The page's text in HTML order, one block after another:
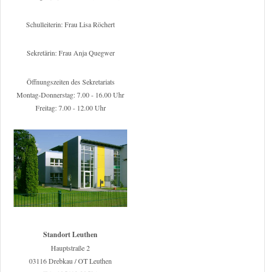
Schulleiterin: Frau Lisa Röchert
Sekretärin: Frau Anja Quegwer
Öffnungszeiten des Sekretariats
Montag-Donnerstag: 7.00 - 16.00 Uhr
Freitag: 7.00 - 12.00 Uhr
Standort Leuthen
Hauptstraße 2
03116 Drebkau / OT Leuthen